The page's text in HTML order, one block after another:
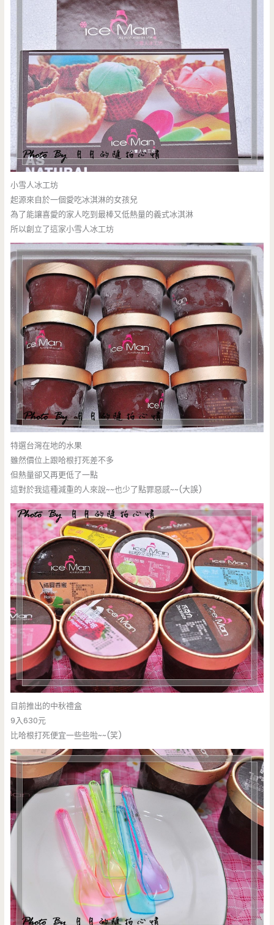
小雪人冰工坊
起源來自於一個愛吃冰淇淋的女孩兒
為了能讓喜愛的家人吃到最棒又低熱量的義式冰淇淋
所以創立了這家小雪人冰工坊
特選台灣在地的水果
雖然價位上跟哈根打死差不多
但熱量卻又再更低了一點
這對於我這種減重的人來說~~也少了點罪惡感~~(大誤)
目前推出的中秋禮盒
9入630元
比哈根打死便宜一些些啦~~(笑)